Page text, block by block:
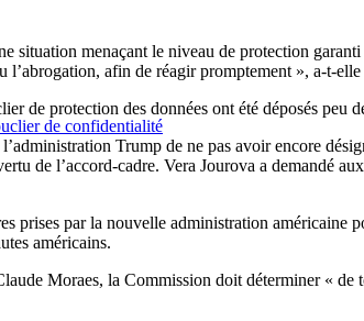
situation menaçant le niveau de protection
afin de réagir promptement », a-t-
de confidentialité
de protection des données ont été déposés peu
Trump de ne pas avoir encore
de l’accord-cadre. Vera Jourova a demandé
prises par la nouvelle administration
américains.
Moraes, la Commission doit déterminer «